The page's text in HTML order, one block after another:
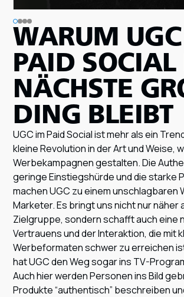
WARUM
PAID
NÄCHSTE
ING BLEIBT
UGC im Paid Social ist mehr als ein
kleine Revolution in der Art und Weise,
Werbekampagnen gestalten. Die
geringe Einstiegshürde und die starke
machen UGC zu einem unschlagbaren
Marketer. Es bringt uns nicht nur näher
Zielgruppe, sondern schafft auch eine
Vertrauens und der Interaktion, die mit
Werbeformaten schwer zu erreichen
hat UGC den Weg sogar ins TV-
Auch hier werden Personen ins Bild
Produkte “authentisch” beschreiben